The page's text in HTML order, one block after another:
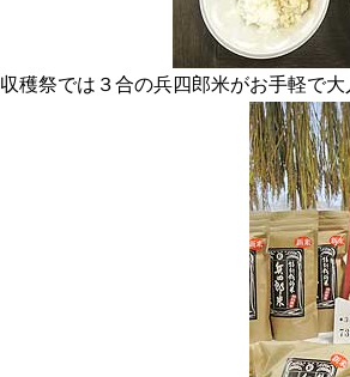
収穫祭では３合の兵四郎米がお手軽で大